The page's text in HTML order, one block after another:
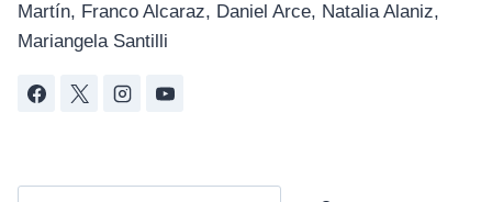
Martín, Franco Alcaraz, Daniel Arce, Natalia Alaniz,
Mariangela Santilli